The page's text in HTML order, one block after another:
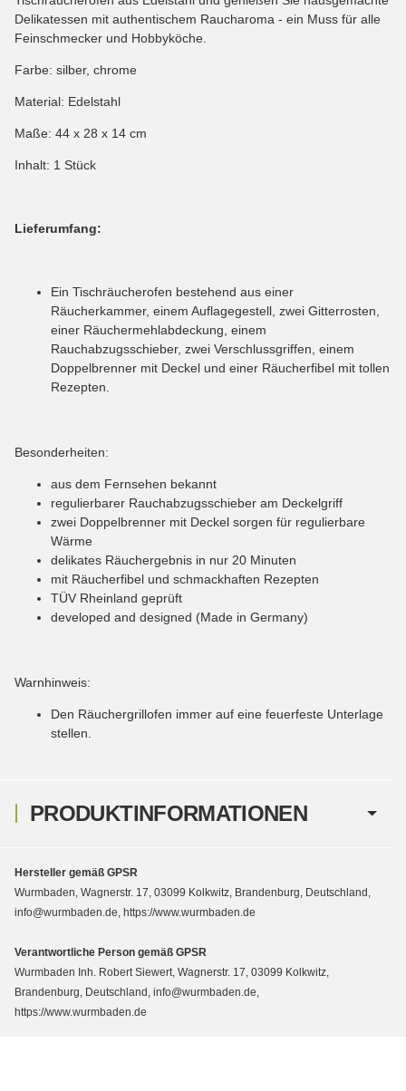
PRODUKTINFORMATIONEN
Delikatessen mit authentischem Raucharoma - ein Muss für alle
Feinschmecker und Hobbyköche.
Farbe: silber, chrome
Material: Edelstahl
Maße: 44 x 28 x 14 cm
Inhalt: 1 Stück
Lieferumfang:
Ein Tischräucherofen bestehend aus einer
Räucherkammer, einem Auflagegestell, zwei Gitterrosten,
einer Räuchermehlabdeckung, einem
Rauchabzugsschieber, zwei Verschlussgriffen, einem
Doppelbrenner mit Deckel und einer Räucherfibel mit tollen
Rezepten.
Besonderheiten:
aus dem Fernsehen bekannt
regulierbarer Rauchabzugsschieber am Deckelgriff
zwei Doppelbrenner mit Deckel sorgen für regulierbare
Wärme
delikates Räuchergebnis in nur 20 Minuten
mit Räucherfibel und schmackhaften Rezepten
TÜV Rheinland geprüft
developed and designed (Made in Germany)
Warnhinweis:
Den Räuchergrillofen immer auf eine feuerfeste Unterlage
stellen.
Hersteller gemäß GPSR
Wurmbaden, Wagnerstr. 17, 03099 Kolkwitz, Brandenburg, Deutschland,
info@wurmbaden.de, https://www.wurmbaden.de
Verantwortliche Person gemäß GPSR
Wurmbaden Inh. Robert Siewert, Wagnerstr. 17, 03099 Kolkwitz,
Brandenburg, Deutschland, info@wurmbaden.de,
https://www.wurmbaden.de